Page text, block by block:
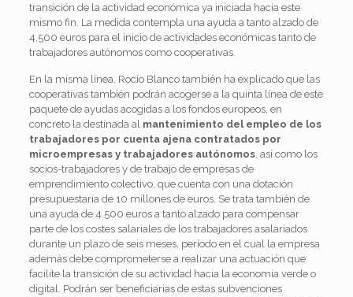
transición de la actividad económica ya iniciada hacia este
mismo fin. La medida contempla una ayuda a tanto alzado de
4.500 euros para el inicio de actividades económicas tanto de
trabajadores autónomos como cooperativas.
En la misma línea, Rocío Blanco también ha explicado que las
cooperativas también podrán acogerse a la quinta línea de este
paquete de ayudas acogidas a los fondos europeos, en
concreto la destinada al mantenimiento del empleo de los
trabajadores por cuenta ajena contratados por
microempresas y trabajadores autónomos, así como los
socios-trabajadores y de trabajo de empresas de
emprendimiento colectivo, que cuenta con una dotación
presupuestaria de 10 millones de euros. Se trata también de
una ayuda de 4.500 euros a tanto alzado para compensar
parte de los costes salariales de los trabajadores asalariados
durante un plazo de seis meses, período en el cual la empresa
además debe comprometerse a realizar una actuación que
facilite la transición de su actividad hacia la economía verde o
digital. Podrán ser beneficiarias de estas subvenciones